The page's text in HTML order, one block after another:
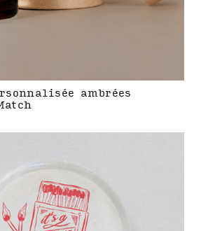
ambrées